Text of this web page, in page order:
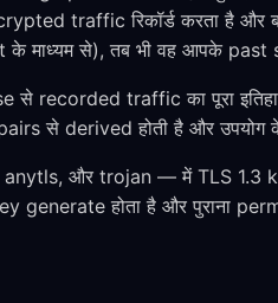
traffic रिकॉर्ड करता है और
माध्यम से), तब भी वह आपके past
से recorded traffic का पूरा
से derived होती है और उपयोग
और trojan — में TLS 1.3
होता है और पुराना